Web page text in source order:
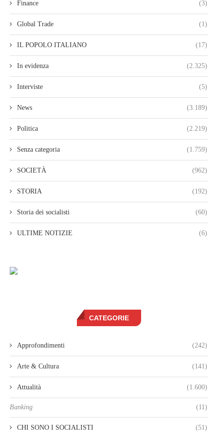
Finance (3)
Global Trade (1)
IL POPOLO ITALIANO (17)
In evidenza (2.325)
Interviste (5)
News (3.189)
Politica (2.219)
Senza categoria (1.759)
SOCIETÀ (962)
STORIA (192)
Storia dei socialisti (60)
ULTIME NOTIZIE (6)
CATEGORIE
Approfondimenti (242)
Arte & Cultura (141)
Attualità (1.600)
Banking (11)
CHI SONO I SOCIALISTI (51)